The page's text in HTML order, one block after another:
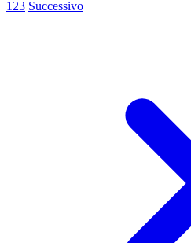
1 23 Successivo